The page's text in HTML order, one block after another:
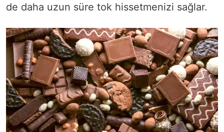
de daha uzun süre tok hissetmenizi sağlar.